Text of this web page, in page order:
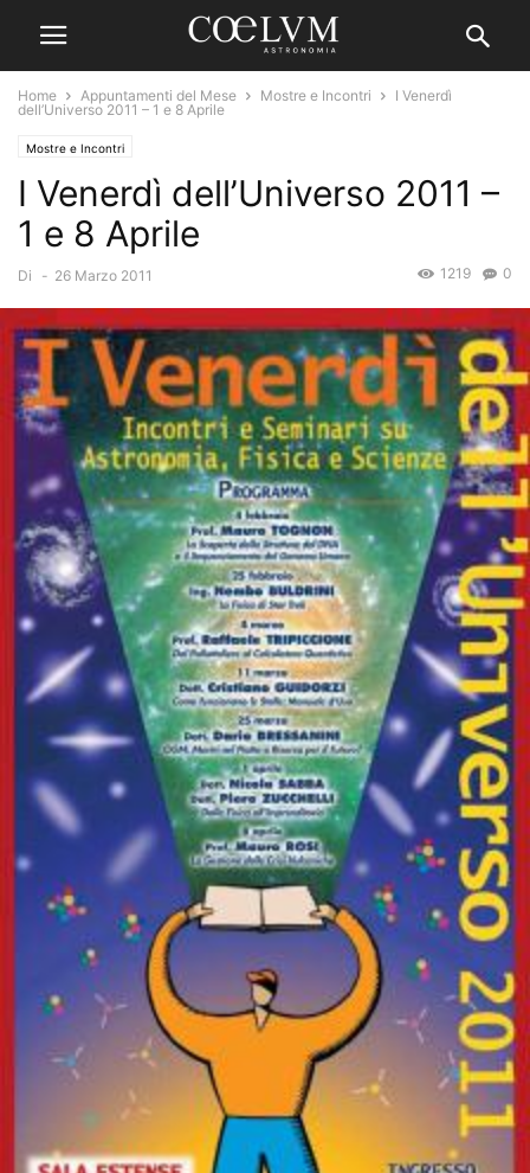
Home Appuntamenti del Mese Mostre e Incontri
I Venerdì
dell’Universo 2011 – 1 e 8 Aprile
Mostre e Incontri
I Venerdì dell’Universo 2011 –
1 e 8 Aprile
Di - 26 Marzo 2011 0
1219